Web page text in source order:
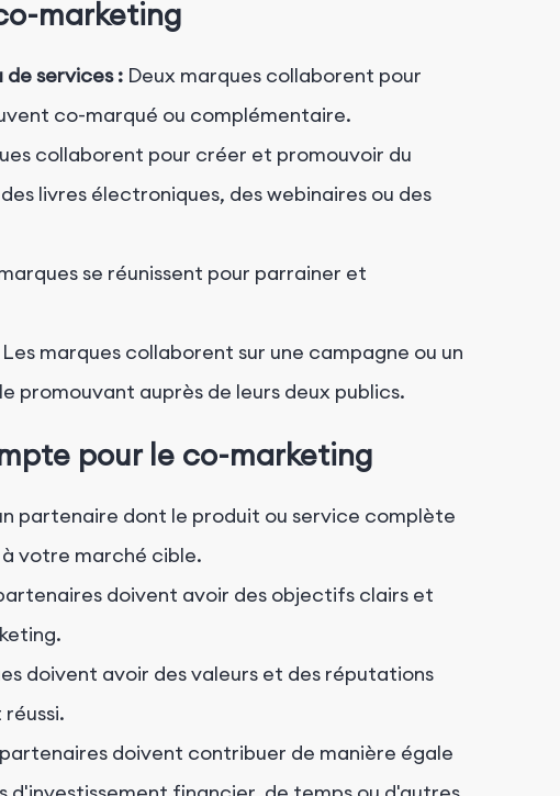
marketing
services : Deux marques collaborent pour
co-marqué ou complémentaire.
collaborent pour créer et promouvoir du
livres électroniques, des webinaires ou des
se réunissent pour parrainer et
Les marques collaborent sur une campagne ou un
promouvant auprès de leurs deux publics.
pour le co-marketing
partenaire dont le produit ou service complète
votre marché cible.
doivent avoir des objectifs clairs et
doivent avoir des valeurs et des réputations
doivent contribuer de manière égale